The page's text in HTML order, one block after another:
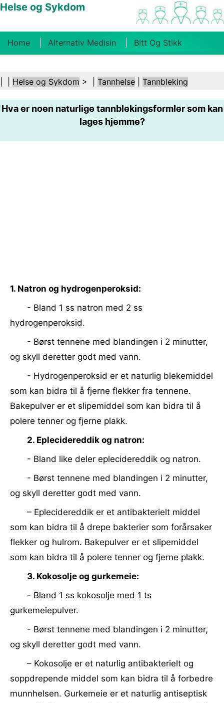
Helse og Sykdom
Home Alternativ Medisin Bitt Og Stikk
Kosthold Og Ernæring Familiehelse
Helsebransjen Psykisk Helse Folkehelse Og
Helse og Sykdom > | Tannhelse Tannbleking
Hva er noen naturlige tannblekingsformler som kan
lages hjemme?
1. Natron og hydrogenperoksid:
- Bland 1 ss natron med 2 ss
hydrogenperoksid.
- Børst tennene med blandingen i 2 minutter,
og skyll deretter godt med vann.
- Hydrogenperoksid er et naturlig blekemiddel
som kan bidra til å fjerne flekker fra tennene.
Bakepulver er et slipemiddel som kan bidra til å
polere tenner og fjerne plakk.
2. Eplecidereddik og natron:
- Bland like deler eplecidereddik og natron.
- Børst tennene med blandingen i 2 minutter,
og skyll deretter godt med vann.
– Eplecidereddik er et antibakterielt middel
som kan bidra til å drepe bakterier som forårsaker
flekker og hulrom. Bakepulver er et slipemiddel
som kan bidra til å polere tenner og fjerne plakk.
3. Kokosolje og gurkemeie:
- Bland 1 ss kokosolje med 1 ts
gurkemeiepulver.
- Børst tennene med blandingen i 2 minutter,
og skyll deretter godt med vann.
– Kokosolje er et naturlig antibakterielt og
soppdrepende middel som kan bidra til å forbedre
munnhelsen. Gurkemeie er et naturlig antiseptisk